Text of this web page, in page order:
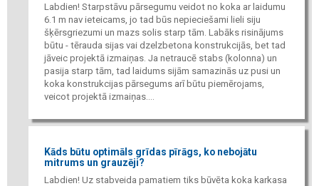
Labdien! Starpstāvu pārsegumu veidot no koka ar laidumu
6.1 m nav ieteicams, jo tad būs nepieciešami lieli siju
šķērsgriezumi un mazs solis starp tām. Labāks risinājums
būtu - tērauda sijas vai dzelzbetona konstrukcijās, bet tad
jāveic projektā izmaiņas. Ja netraucē stabs (kolonna) un
pasija starp tām, tad laidums sijām samazinās uz pusi un
koka konstrukcijas pārsegums arī būtu piemērojams,
veicot projektā izmaiņas....
Kāds būtu optimāls grīdas pīrāgs, ko nebojātu
mitrums un grauzēji?
Labdien! Uz stabveida pamatiem tiks būvēta koka karkasa